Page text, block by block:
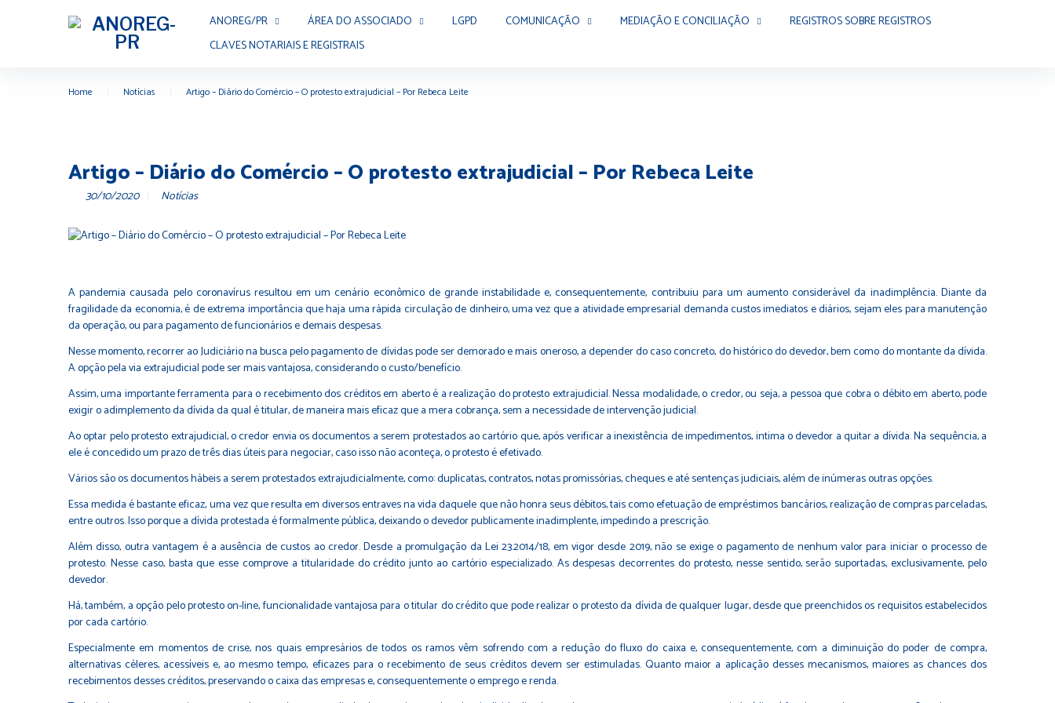
ANOREG/PR ÁREA DO ASSOCIADO LGPD COMUNICAÇÃO MEDIAÇÃO E CONCILIAÇÃO
REGISTROS SOBRE REGISTROS
CLAVES NOTARIAIS E REGISTRAIS
Home Notícias Artigo – Diário do Comércio – O protesto extrajudicial – Por Rebeca Leite
Artigo – Diário do Comércio – O protesto extrajudicial – Por Rebeca Leite
30/10/2020 Notícias
A pandemia causada pelo coronavírus resultou em um cenário econômico de grande instabilidade e, consequentemente, contribuiu para um aumento considerável da inadimplência. Diante da
fragilidade da economia, é de extrema importância que haja uma rápida circulação de dinheiro, uma vez que a atividade empresarial demanda custos imediatos e diários, sejam eles para manutenção
da operação, ou para pagamento de funcionários e demais despesas.
Nesse momento, recorrer ao Judiciário na busca pelo pagamento de dívidas pode ser demorado e mais oneroso, a depender do caso concreto, do histórico do devedor, bem como do montante da dívida.
A opção pela via extrajudicial pode ser mais vantajosa, considerando o custo/benefício.
Assim, uma importante ferramenta para o recebimento dos créditos em aberto é a realização do protesto extrajudicial. Nessa modalidade, o credor, ou seja, a pessoa que cobra o débito em aberto, pode
exigir o adimplemento da dívida da qual é titular, de maneira mais eficaz que a mera cobrança, sem a necessidade de intervenção judicial.
Ao optar pelo protesto extrajudicial, o credor envia os documentos a serem protestados ao cartório que, após verificar a inexistência de impedimentos, intima o devedor a quitar a dívida. Na sequência, a
ele é concedido um prazo de três dias úteis para negociar, caso isso não aconteça, o protesto é efetivado.
Vários são os documentos hábeis a serem protestados extrajudicialmente, como: duplicatas, contratos, notas promissórias, cheques e até sentenças judiciais, além de inúmeras outras opções.
Essa medida é bastante eficaz, uma vez que resulta em diversos entraves na vida daquele que não honra seus débitos, tais como efetuação de empréstimos bancários, realização de compras parceladas,
entre outros. Isso porque a dívida protestada é formalmente pública, deixando o devedor publicamente inadimplente, impedindo a prescrição.
Além disso, outra vantagem é a ausência de custos ao credor. Desde a promulgação da Lei 23.2014/18, em vigor desde 2019, não se exige o pagamento de nenhum valor para iniciar o processo de
protesto. Nesse caso, basta que esse comprove a titularidade do crédito junto ao cartório especializado. As despesas decorrentes do protesto, nesse sentido, serão suportadas, exclusivamente, pelo
devedor.
Há, também, a opção pelo protesto on-line, funcionalidade vantajosa para o titular do crédito que pode realizar o protesto da dívida de qualquer lugar, desde que preenchidos os requisitos estabelecidos
por cada cartório.
Especialmente em momentos de crise, nos quais empresários de todos os ramos vêm sofrendo com a redução do fluxo do caixa e, consequentemente, com a diminuição do poder de compra,
alternativas céleres, acessíveis e, ao mesmo tempo, eficazes para o recebimento de seus créditos devem ser estimuladas. Quanto maior a aplicação desses mecanismos, maiores as chances dos
recebimentos desses créditos, preservando o caixa das empresas e, consequentemente o emprego e renda.